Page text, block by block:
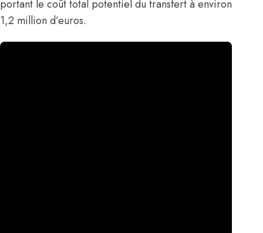
portant le coût total potentiel du transfert à environ
1,2 million d’euros.